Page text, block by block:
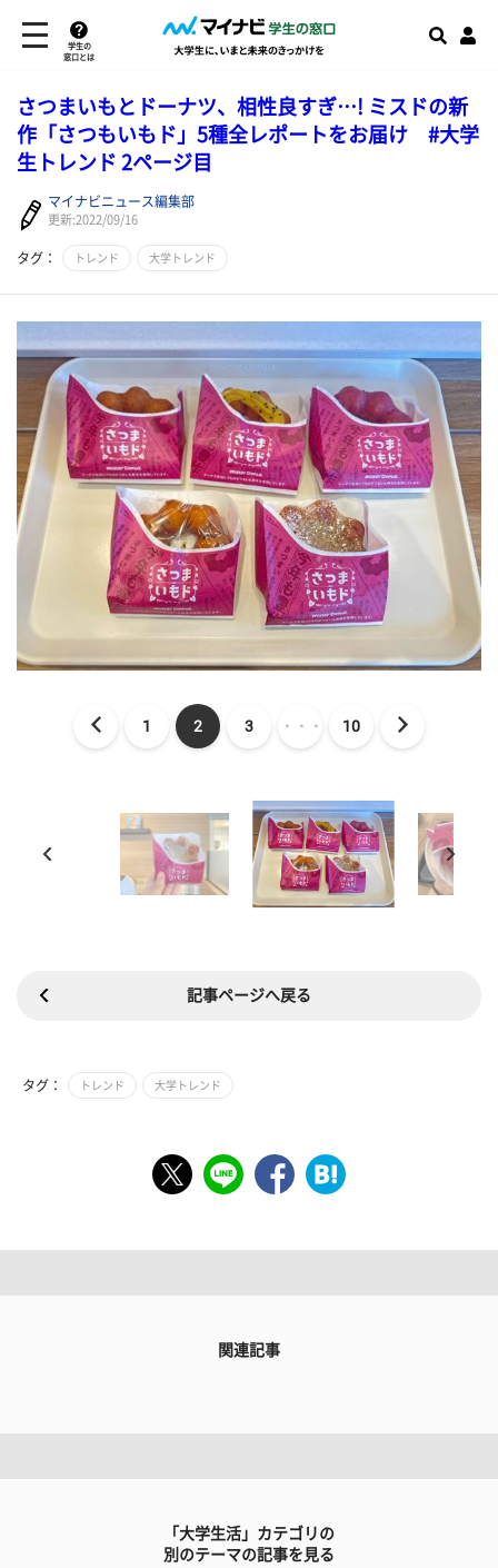
学生の
窓口とは
さつまいもとドーナツ、相性良すぎ…! ミスドの新
作「さつもいもド」5種全レポートをお届け #大学
生トレンド 2ページ目
マイナビニュース編集部
更新:2022/09/16
タグ： トレンド 大学トレンド
1 2 3 ・・・ 10
記事ページへ戻る
タグ： トレンド 大学トレンド
関連記事
「大学生活」カテゴリの
別のテーマの記事を見る